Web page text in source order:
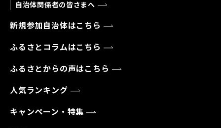
自治体関係者の皆さまへ
新規参加自治体はこちら
ふるさとコラムはこちら
ふるさとからの声はこちら
人気ランキング
キャンペーン・特集